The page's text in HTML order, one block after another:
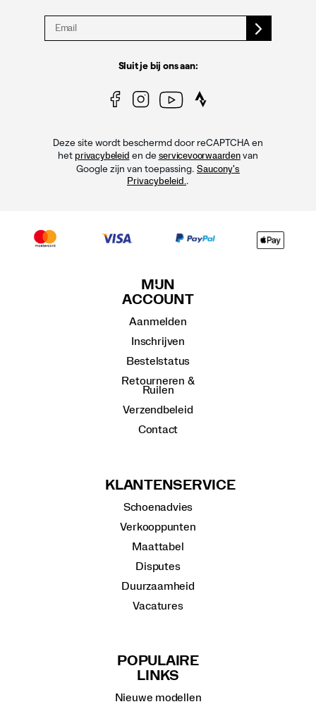
Sluit je bij ons aan:
Deze site wordt beschermd door reCAPTCHA en
het privacybeleid en de servicevoorwaardenvan
Google zijn van toepassing. Saucony's
Privacybeleid. .
MIJN
ACCOUNT
Aanmelden
Inschrijven
Bestelstatus
Retourneren &
Ruilen
Verzendbeleid
Contact
KLANTENSERVICE
Schoenadvies
Verkooppunten
Maattabel
Disputes
Duurzaamheid
Vacatures
POPULAIRE
LINKS
Nieuwe modellen